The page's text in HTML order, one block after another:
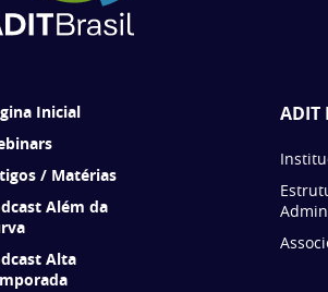
Inicial
/ Matérias
Além da
Alta
ADIT